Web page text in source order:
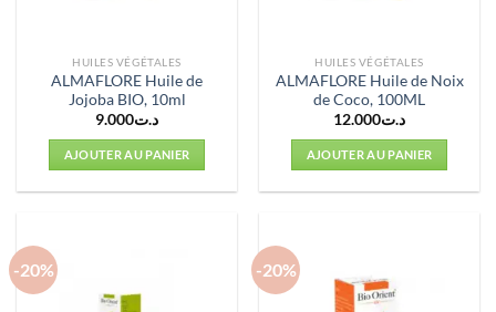
HUILES VÉGÉTALES
ALMAFLORE Huile de
Jojoba BIO, 10ml
د.ت9.000
AJOUTER AU PANIER
HUILES VÉGÉTALES
ALMAFLORE Huile de Noix
de Coco, 100ML
د.ت12.000
AJOUTER AU PANIER
-20% -20%